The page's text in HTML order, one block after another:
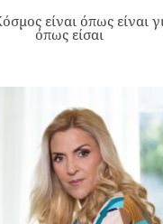
είναι όπως είναι
όπως είσαι